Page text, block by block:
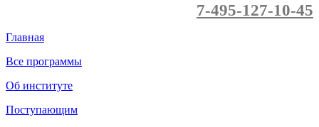
7-495-127-10-45
Главная
Все программы
Об институте
Поступающим